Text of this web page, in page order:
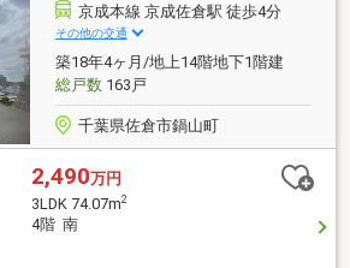
京成本線 京成佐倉駅 徒歩4分
その他の交通
築18年4ヶ月/地上14階地下1階建
総戸数163戸
千葉県佐倉市鍋山町
2,490万円
3LDK 74.07m2
4階 南